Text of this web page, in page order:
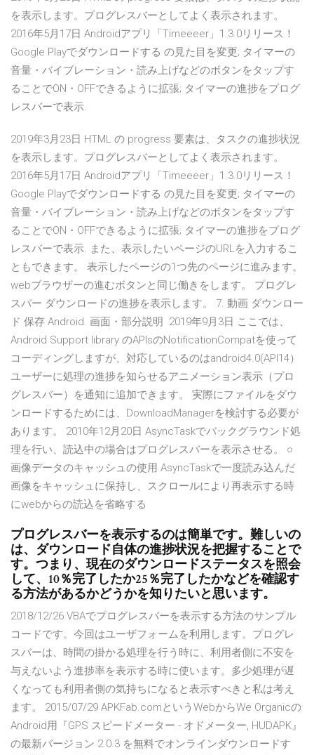
を表示します。プログレスバーとしてよく表示されます。
2016年5月17日 Androidアプリ「Timeeeer」1.3.0リリース！
Google Playでダウンロードする の見た目を変更; タイマーの
音量・バイブレーション・読み上げなどのボタンをタップす
ることでON・OFFできるように拡張; タイマーの進捗をプログ
レスバーで表示.
2019年3月23日 HTML の progress 要素は、タスクの進捗状況
を表示します。プログレスバーとしてよく表示されます。
2016年5月17日 Androidアプリ「Timeeeer」1.3.0リリース！
Google Playでダウンロードする の見た目を変更; タイマーの
音量・バイブレーション・読み上げなどのボタンをタップす
ることでON・OFFできるように拡張; タイマーの進捗をプログ
レスバーで表示. また、表示したいページのURLを入力するこ
ともできます。 表示したページの1つ先のページに進みます。
webブラウザーの進むボタンと同じ働きをします。 プログレ
スバー ダウンロードの進捗を表示します。 7. 動画 ダウンロー
ド 保存 Android. 画面・部分説明 2019年9月3日 ここでは、
Android Support library のAPIsのNotificationCompatを使って
コーディングしますが、対応しているのはandroid4.0(API14）
ユーザーに処理の進捗を知らせるアニメーション表示（プロ
グレスバー）を通知に追加できます。 実際にファイルをダウ
ンロードするためには、DownloadManagerを検討する必要が
あります。 2010年12月20日 AsyncTaskでバックグラウンド処
理を行い、読込中の場合はプログレスバーを表示させる。 ○
画像データのキャッシュの使用 AsyncTaskで一度読み込んだ
画像をキャッシュに保持し、スクロールにより再表示する時
にwebからの読込を省略する
プログレスバーを表示するのは簡単です。難しいの
は、ダウンロード自体の進捗状況を把握することで
す。つまり、現在のダウンロードステータスを照会
して、10％完了したか25％完了したかなどを確認す
る方法があるかどうかを知りたいと思います。
2018/12/26 VBAでプログレスバーを表示する方法のサンプル
コードです。今回はユーザフォームを利用します。プログレ
スバーは、時間の掛かる処理を行う時に、利用者側に不安を
与えないよう進捗率を表示する時に使います。多少処理が遅
くなっても利用者側の気持ちになると表示すべきと私は考え
ます。 2015/07/29 APKFab.comというWebからWe Organicの
Android用『GPS スピードメーター - オドメーター, HUDAPK』
の最新バージョン 2.0.3 を無料でオンラインダウンロードす